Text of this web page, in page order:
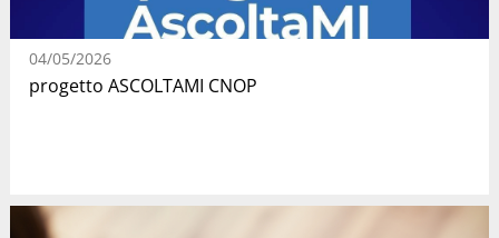
04/05/2026
progetto ASCOLTAMI CNOP